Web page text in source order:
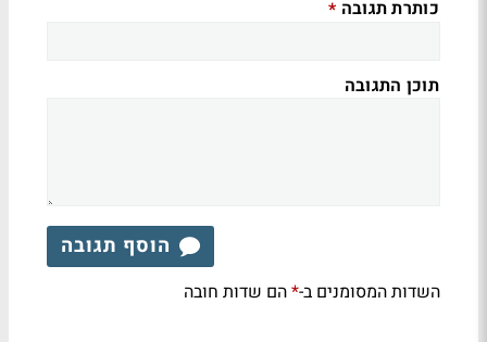
כותרת תגובה *
תוכן התגובה
הוסף תגובה
השדות המסומנים ב-*הם שדות חובה